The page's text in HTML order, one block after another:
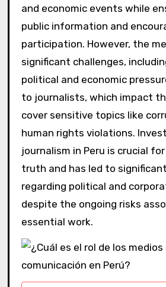
and economic events while
public information and
participation. However, the
significant challenges,
political and economic
to journalists, which impact
cover sensitive topics like
human rights violations.
journalism in Peru is crucial
truth and has led to
regarding political and
despite the ongoing risks
essential work.